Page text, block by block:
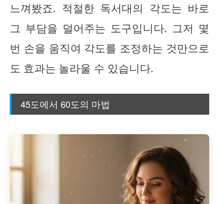
느껴봤죠. 적절한 독서대의 각도는 바로
그 부담을 덜어주는 도구입니다. 그저 몇
번 손을 움직여 각도를 조정하는 것만으로
도 효과는 놀라울 수 있습니다.
45도에서 60도의 마법